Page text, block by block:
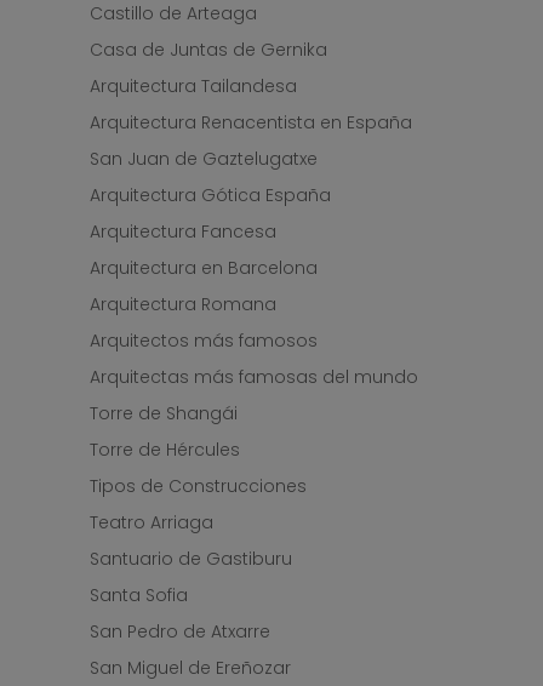
Castillo de Arteaga
Casa de Juntas de Gernika
Arquitectura Tailandesa
Arquitectura Renacentista en España
San Juan de Gaztelugatxe
Arquitectura Gótica España
Arquitectura Fancesa
Arquitectura en Barcelona
Arquitectura Romana
Arquitectos más famosos
Arquitectas más famosas del mundo
Torre de Shangái
Torre de Hércules
Tipos de Construcciones
Teatro Arriaga
Santuario de Gastiburu
Santa Sofia
San Pedro de Atxarre
San Miguel de Ereñozar